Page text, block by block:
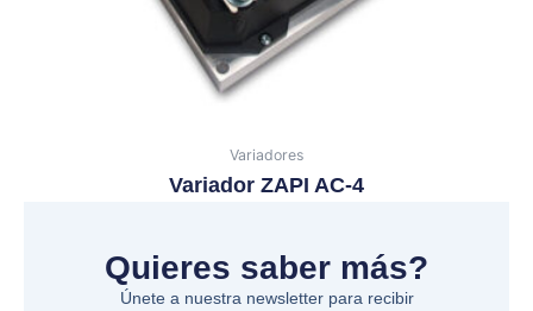
Variadores
Variador ZAPI AC-4
Quieres saber más?
Únete a nuestra newsletter para recibir